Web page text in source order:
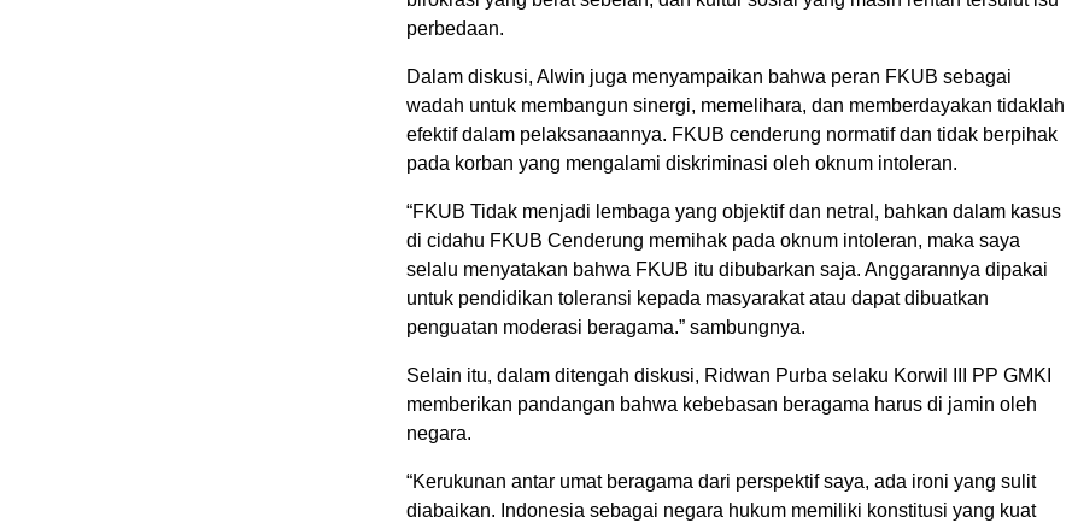
perbedaan.
Dalam diskusi, Alwin juga menyampaikan bahwa peran FKUB sebagai
wadah untuk membangun sinergi, memelihara, dan memberdayakan tidaklah
efektif dalam pelaksanaannya. FKUB cenderung normatif dan tidak berpihak
pada korban yang mengalami diskriminasi oleh oknum intoleran.
“FKUB Tidak menjadi lembaga yang objektif dan netral, bahkan dalam kasus
di cidahu FKUB Cenderung memihak pada oknum intoleran, maka saya
selalu menyatakan bahwa FKUB itu dibubarkan saja. Anggarannya dipakai
untuk pendidikan toleransi kepada masyarakat atau dapat dibuatkan
penguatan moderasi beragama.” sambungnya.
Selain itu, dalam ditengah diskusi, Ridwan Purba selaku Korwil III PP GMKI
memberikan pandangan bahwa kebebasan beragama harus di jamin oleh
negara.
“Kerukunan antar umat beragama dari perspektif saya, ada ironi yang sulit
diabaikan. Indonesia sebagai negara hukum memiliki konstitusi yang kuat